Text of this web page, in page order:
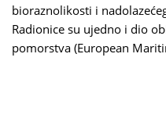
bioraznolikosti i
Radionice su ujedno i dio
pomorstva (European